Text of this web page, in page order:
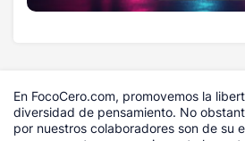
En FocoCero.com, promovemos la
diversidad de pensamiento. No
por nuestros colaboradores son de su